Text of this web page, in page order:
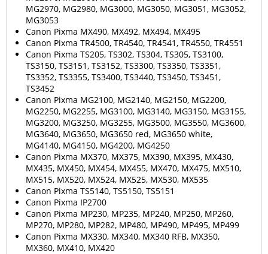
MG2970, MG2980, MG3000, MG3050, MG3051, MG3052,
MG3053
Canon Pixma MX490, MX492, MX494, MX495
Canon Pixma TR4500, TR4540, TR4541, TR4550, TR4551
Canon Pixma TS205, TS302, TS304, TS305, TS3100,
TS3150, TS3151, TS3152, TS3300, TS3350, TS3351,
TS3352, TS3355, TS3400, TS3440, TS3450, TS3451,
TS3452
Canon Pixma MG2100, MG2140, MG2150, MG2200,
MG2250, MG2255, MG3100, MG3140, MG3150, MG3155,
MG3200, MG3250, MG3255, MG3500, MG3550, MG3600,
MG3640, MG3650, MG3650 red, MG3650 white,
MG4140, MG4150, MG4200, MG4250
Canon Pixma MX370, MX375, MX390, MX395, MX430,
MX435, MX450, MX454, MX455, MX470, MX475, MX510,
MX515, MX520, MX524, MX525, MX530, MX535
Canon Pixma TS5140, TS5150, TS5151
Canon Pixma IP2700
Canon Pixma MP230, MP235, MP240, MP250, MP260,
MP270, MP280, MP282, MP480, MP490, MP495, MP499
Canon Pixma MX330, MX340, MX340 RFB, MX350,
MX360, MX410, MX420